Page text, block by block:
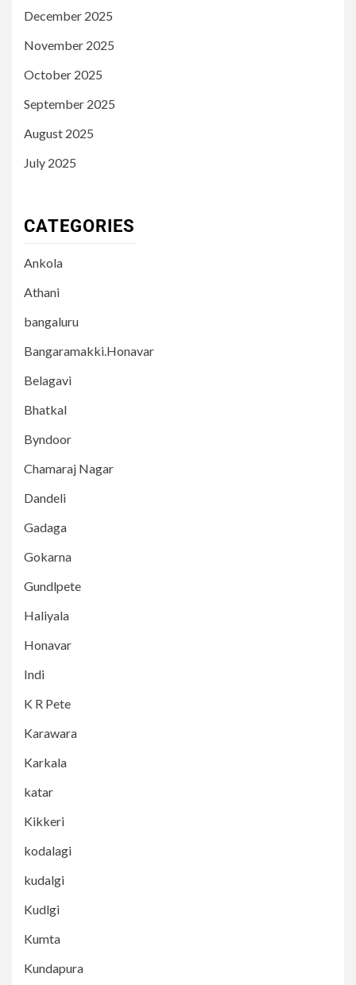
December 2025
November 2025
October 2025
September 2025
August 2025
July 2025
CATEGORIES
Ankola
Athani
bangaluru
Bangaramakki.Honavar
Belagavi
Bhatkal
Byndoor
Chamaraj Nagar
Dandeli
Gadaga
Gokarna
Gundlpete
Haliyala
Honavar
Indi
K R Pete
Karawara
Karkala
katar
Kikkeri
kodalagi
kudalgi
Kudlgi
Kumta
Kundapura